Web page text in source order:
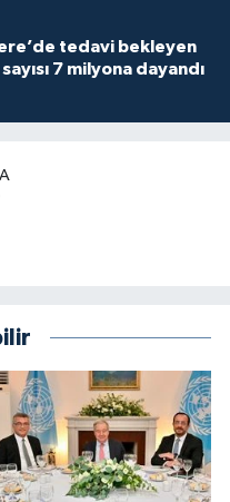
tedavi bekleyen
7 milyona dayandı